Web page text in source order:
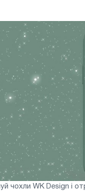
чохли WK Design і